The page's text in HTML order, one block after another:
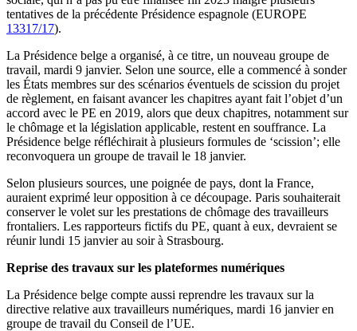
tentatives de la précédente Présidence espagnole (EUROPE
13317/17).
La Présidence belge a organisé, à ce titre, un nouveau groupe de
travail, mardi 9 janvier. Selon une source, elle a commencé à sonder
les États membres sur des scénarios éventuels de scission du projet
de règlement, en faisant avancer les chapitres ayant fait l’objet d’un
accord avec le PE en 2019, alors que deux chapitres, notamment sur
le chômage et la législation applicable, restent en souffrance. La
Présidence belge réfléchirait à plusieurs formules de ‘scission’; elle
reconvoquera un groupe de travail le 18 janvier.
Selon plusieurs sources, une poignée de pays, dont la France,
auraient exprimé leur opposition à ce découpage. Paris souhaiterait
conserver le volet sur les prestations de chômage des travailleurs
frontaliers. Les rapporteurs fictifs du PE, quant à eux, devraient se
réunir lundi 15 janvier au soir à Strasbourg.
Reprise des travaux sur les plateformes numériques
La Présidence belge compte aussi reprendre les travaux sur la
directive relative aux travailleurs numériques, mardi 16 janvier en
groupe de travail du Conseil de l’UE.